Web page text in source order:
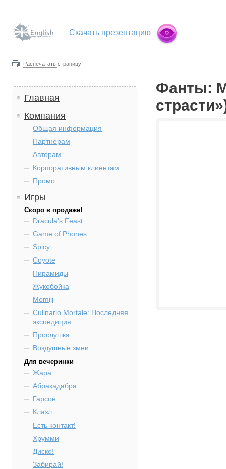
Скачать презентацию
Распечатать страницу
Главная
Компания
Общая информация
Партнерам
Авторам
Корпоративным клиентам
Промо
Игры
Скоро в продаже!
Dracula's Feast
Game of Phones
Spicy
Coyote
Пирамиды
Жукобойка
Momiji
Culinario Mortale: Последняя
экспедиция
Прослушка
Воздушные змеи
Для вечеринки
Жара
Абракадабра
Гарсон
Клазл
Есть контакт!
Хрумми
Диско!
Забирай!
Фанты: